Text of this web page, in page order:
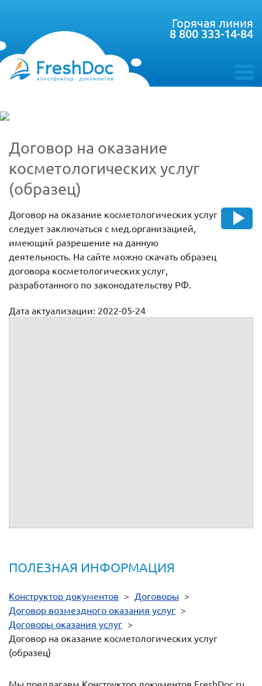
toggle
Горячая линия
8 800 333-14-84
Договор на оказание
косметологических услуг
(образец)
Договор на оказание косметологических услуг
следует заключаться с мед.организацией,
имеющий разрешение на данную
деятельность. На сайте можно скачать образец
договора косметологических услуг,
разработанного по законодательству РФ.
Дата актуализации: 2022-05-24
ПОЛЕЗНАЯ ИНФОРМАЦИЯ
Конструктор документов > Договоры >
Договор возмездного оказания услуг >
Договоры оказания услуг >
Договор на оказание косметологических услуг
(образец)